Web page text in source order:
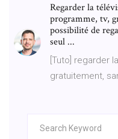
Regarder la
programme, tv,
possibilité de
seul ...
[Tuto] regarder
gratuitement,